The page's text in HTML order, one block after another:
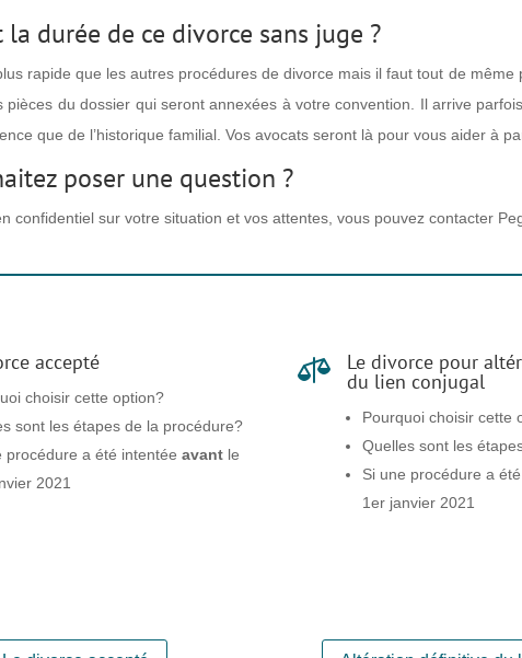
durée de ce divorce sans juge ?
rapide que les autres procédures de divorce mais il faut tout de
pièces du dossier qui seront annexées à votre convention. Il arrive
que de l’historique familial. Vos avocats seront là pour vous aider à
poser une question ?
confidentiel sur votre situation et vos attentes, vous pouvez contacter
accepté
choisir cette option?
sont les étapes de la procédure?
procédure a été intentée avant le
2021
 Le divorce pour
du lien conjugal
Pourquoi choisir cette
Quelles sont les
Si une procédure a
1er janvier 2021